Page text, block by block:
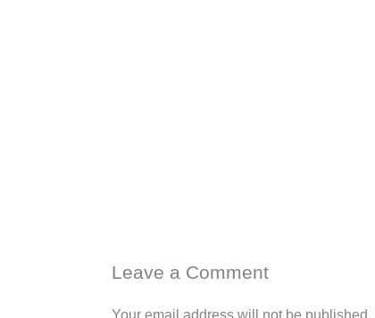
Leave a Comment